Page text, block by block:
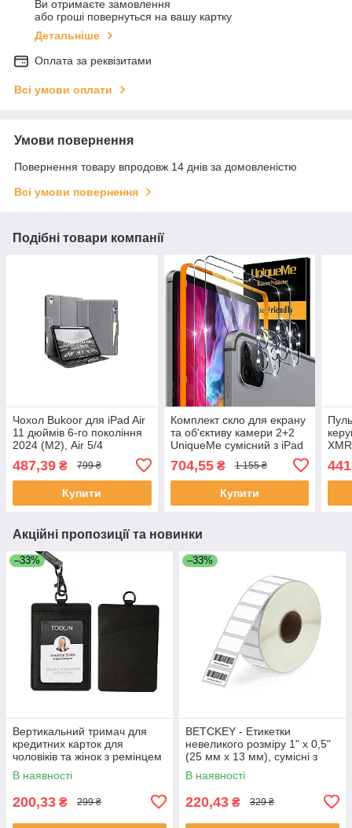
Ви отримаєте замовлення
або гроші повернуться на вашу картку
Детальніше
Оплата за реквізитами
Всі умови оплати
Умови повернення
Повернення товару впродовж 14 днів за домовленістю
Всі умови повернення
Подібні товари компанії
Чохол Bukoor для iPad Air
11 дюймів 6-го покоління
2024 (M2), Air 5/4
(2022/2020) 10,9 дюймів
487,39 ₴ 799 ₴
Купити
Комплект скло для екрану
та об'єктиву камери 2+2
UniqueMe сумісний з iPad
Pro 12.9 2020 та 2021 4/5-
го поколінь
704,55₴ 1 155 ₴
Купити
Акційні пропозиції та новинки
–33%
Вертикальний тримач для
кредитних карток для
чоловіків та жінок з ремінцем
на шиї (чорний)
В наявності
200,33 ₴ 299 ₴
–33%
BETCKEY - Етикетки
невеликого розміру 1" x 0,5"
(25 мм x 13 мм), сумісні з
принтером етикеток Zebra &
More
В наявності
220,43 ₴ 329 ₴